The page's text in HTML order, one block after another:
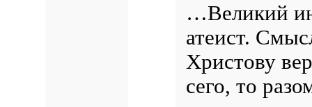
…Великий
атеист.
Христову
сего, то